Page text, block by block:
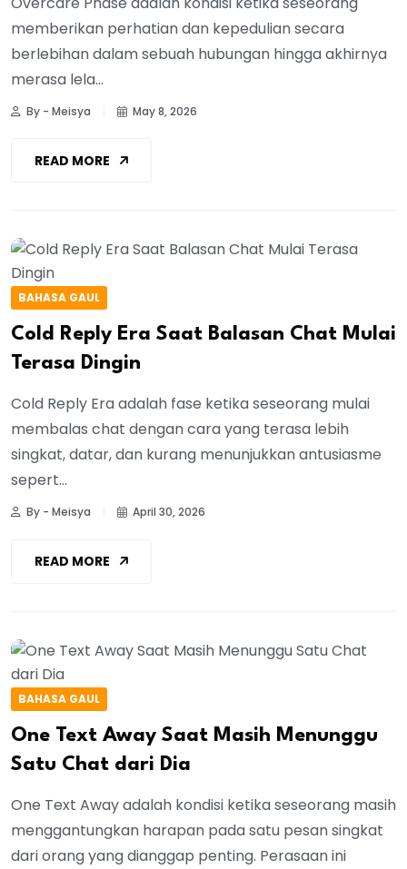
memberikan perhatian dan kepedulian secara
berlebihan dalam sebuah hubungan hingga akhirnya
merasa lela...
By - Meisya May 8, 2026
READ MORE
BAHASA GAUL
Cold Reply Era Saat Balasan Chat Mulai
Terasa Dingin
Cold Reply Era adalah fase ketika seseorang mulai
membalas chat dengan cara yang terasa lebih
singkat, datar, dan kurang menunjukkan antusiasme
sepert...
By - Meisya April 30, 2026
READ MORE
BAHASA GAUL
One Text Away Saat Masih Menunggu
Satu Chat dari Dia
One Text Away adalah kondisi ketika seseorang masih
menggantungkan harapan pada satu pesan singkat
dari orang yang dianggap penting. Perasaan ini